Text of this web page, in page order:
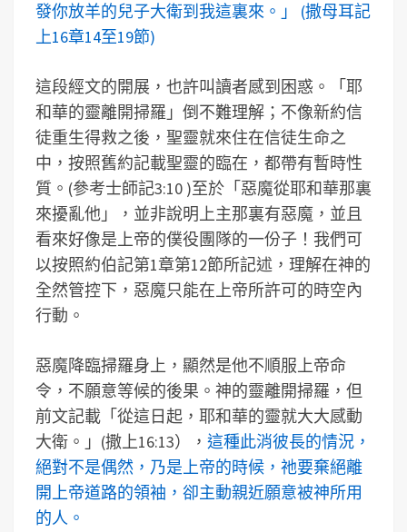
發你放羊的兒子大衛到我這裏來。」 (撒母耳記
上16章14至19節)
這段經文的開展，也許叫讀者感到困惑。「耶
和華的靈離開掃羅」倒不難理解；不像新約信
徒重生得救之後，聖靈就來住在信徒生命之
中，按照舊約記載聖靈的臨在，都帶有暫時性
質。(參考士師記3:10 )至於「惡魔從耶和華那裏
來擾亂他」，並非說明上主那裏有惡魔，並且
看來好像是上帝的僕役團隊的一份子！我們可
以按照約伯記第1章第12節所記述，理解在神的
全然管控下，惡魔只能在上帝所許可的時空內
行動。
惡魔降臨掃羅身上，顯然是他不順服上帝命
令，不願意等候的後果。神的靈離開掃羅，但
前文記載「從這日起，耶和華的靈就大大感動
大衛。」(撒上16:13）， 這種此消彼長的情況，
絕對不是偶然，乃是上帝的時候，祂要棄絕離
開上帝道路的領袖，卻主動親近願意被神所用
的人。